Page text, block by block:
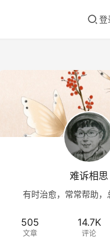
登
难诉相思
有时治愈，常常帮助
505
文章
14.7K
评论